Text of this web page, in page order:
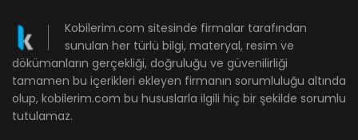
Kobilerim.com sitesinde firmalar tarafından
sunulan her türlü bilgi, materyal, resim ve
dökümanların gerçekliği, doğruluğu ve güvenilirliği
tamamen bu içerikleri ekleyen firmanın sorumluluğu altında
olup, kobilerim.com bu hususlarla ilgili hiç bir şekilde sorumlu
tutulamaz.